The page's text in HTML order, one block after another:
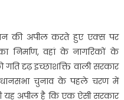
की अपील करते हुए एक्स पर
वहां के नागरिकों के
गति दृढ़ इच्छाशक्ति वाली सरकार
चुनाव के पहले चरण में
यह अपील है कि एक ऐसी सरकार